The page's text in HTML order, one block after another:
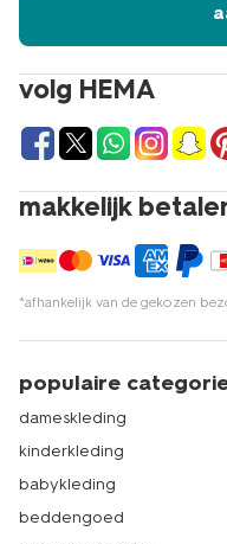
volg HEMA
makkelijk
*afhankelijk van de gekozen
populaire
dameskleding
kinderkleding
babykleding
beddengoed